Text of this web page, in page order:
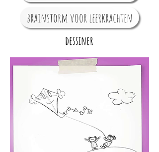
brainstorm voor leerkrachten
dessiner